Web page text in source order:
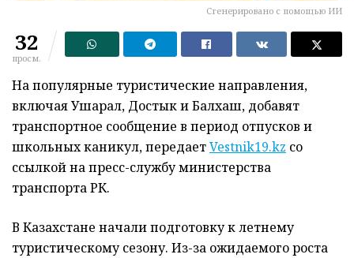
Сгенерировано с помощью ИИ
32
просм.
На популярные туристические направления,
включая Ушарал, Достык и Балхаш, добавят
транспортное сообщение в период отпусков и
школьных каникул, передаетVestnik19.kz со
ссылкой на пресс-службу министерства
транспорта РК.
В Казахстане начали подготовку к летнему
туристическому сезону. Из-за ожидаемого роста